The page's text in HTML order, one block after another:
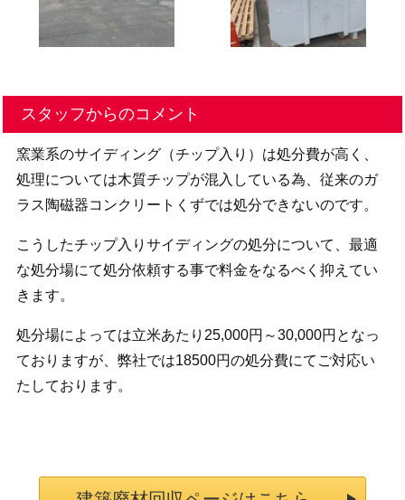
スタッフからのコメント
窯業系のサイディング（チップ入り）は処分費が高く、
処理については木質チップが混入している為、従来のガ
ラス陶磁器コンクリートくずでは処分できないのです。
こうしたチップ入りサイディングの処分について、最適
な処分場にて処分依頼する事で料金をなるべく抑えてい
きます。
処分場によっては立米あたり25,000円～30,000円となっ
ておりますが、弊社では18500円の処分費にてご対応い
たしております。